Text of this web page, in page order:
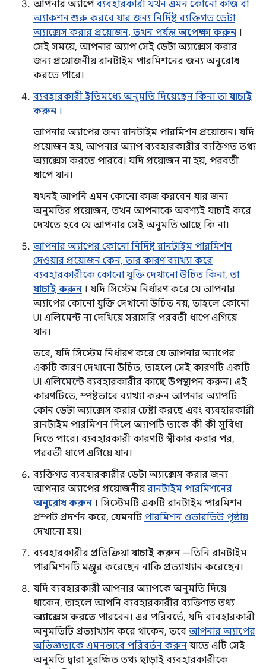
আপনার অ্যাপেব্যবহারকারী যখন এমন কোনো কাজ বা
অ্যাকশন শুরু করবে যার জন্য নির্দিষ্ট ব্যক্তিগত ডেটা
অ্যাক্সেস করার প্রয়োজন, তখন পর্যন্ত অপেক্ষা করুন ।
সেই সময়ে, আপনার অ্যাপ সেই ডেটা অ্যাক্সেস করার
জন্য প্রয়োজনীয় রানটাইম পারমিশনের জন্য অনুরোধ
করতে পারে।
ব্যবহারকারী ইতিমধ্যে অনুমতি দিয়েছেন কিনা তাযাচাই
করুন ।
আপনার অ্যাপের জন্য রানটাইম পারমিশন প্রয়োজন। যদি
প্রয়োজন হয়, আপনার অ্যাপ ব্যবহারকারীর ব্যক্তিগত তথ্য
অ্যাক্সেস করতে পারবে। যদি প্রয়োজন না হয়, পরবর্তী
ধাপে যান।
যখনই আপনি এমন কোনো কাজ করবেন যার জন্য
অনুমতির প্রয়োজন, তখন আপনাকে অবশ্যই যাচাই করে
দেখতে হবে যে আপনার সেই অনুমতি আছে কি না।
আপনার অ্যাপের কোনো নির্দিষ্ট রানটাইম পারমিশন
দেওয়ার প্রয়োজন কেন, তার কারণ ব্যাখ্যা করে
ব্যবহারকারীকে কোনো যুক্তি দেখানো উচিত কিনা, তা
যাচাই করুন । যদি সিস্টেম নির্ধারণ করে যে আপনার
অ্যাপের কোনো যুক্তি দেখানো উচিত নয়, তাহলে কোনো
UI এলিমেন্ট না দেখিয়ে সরাসরি পরবর্তী ধাপে এগিয়ে
যান।
তবে, যদি সিস্টেম নির্ধারণ করে যে আপনার অ্যাপের
একটি কারণ দেখানো উচিত, তাহলে সেই কারণটি একটি
UI এলিমেন্টে ব্যবহারকারীর কাছে উপস্থাপন করুন। এই
কারণটিতে, স্পষ্টভাবে ব্যাখ্যা করুন আপনার অ্যাপটি
কোন ডেটা অ্যাক্সেস করার চেষ্টা করছে এবং ব্যবহারকারী
রানটাইম পারমিশন দিলে অ্যাপটি তাকে কী কী সুবিধা
দিতে পারে। ব্যবহারকারী কারণটি স্বীকার করার পর,
পরবর্তী ধাপে এগিয়ে যান।
ব্যক্তিগত ব্যবহারকারীর ডেটা অ্যাক্সেস করার জন্য
আপনার অ্যাপের প্রয়োজনীয় রানটাইম পারমিশনের
অনুরোধ করুন । সিস্টেমটি একটি রানটাইম পারমিশন
প্রম্পট প্রদর্শন করে, যেমনটি পারমিশন ওভারভিউ পৃষ্ঠায়
দেখানো হয়।
ব্যবহারকারীর প্রতিক্রিয়াযাচাই করুন —তিনি রানটাইম
পারমিশনটি মঞ্জুর করেছেন নাকি প্রত্যাখ্যান করেছেন।
যদি ব্যবহারকারী আপনার অ্যাপকে অনুমতি দিয়ে
থাকেন, তাহলে আপনি ব্যবহারকারীর ব্যক্তিগত তথ্য
অ্যাক্সেস করতে পারবেন। এর পরিবর্তে, যদি ব্যবহারকারী
অনুমতিটি প্রত্যাখ্যান করে থাকেন, তবে আপনার অ্যাপের
অভিজ্ঞতাকে এমনভাবে পরিবর্তন করুন যাতে এটি সেই
অনুমতি দ্বারা সুরক্ষিত তথ্য ছাড়াই ব্যবহারকারীকে